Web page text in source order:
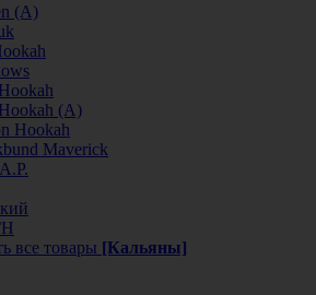
(А)
(А)
Hookah
Maverick
все товары [Кальяны]